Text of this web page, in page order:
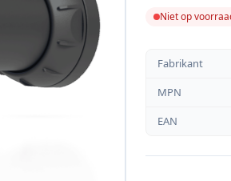
Niet op
Fabrikant
MPN
EAN